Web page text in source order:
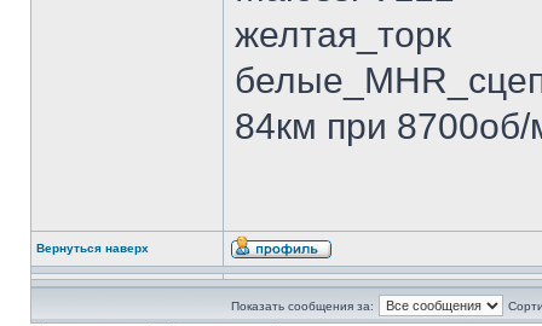
желтая_торк
84км при
Вернуться наверх
Показать сообщения за: